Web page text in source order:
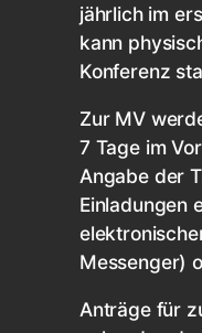
jährlich im
kann
Konferenz
Zur MV
7 Tage im
Angabe der
Einladungen
Messenger)
Anträge für